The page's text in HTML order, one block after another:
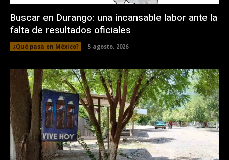
Buscar en Durango: una incansable labor ante la
falta de resultados oficiales
¿Qué pasa en México? 5 agosto, 2026